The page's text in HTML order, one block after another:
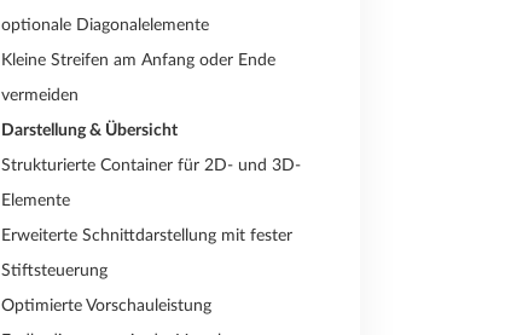
optionale Diagonalelemente
Kleine Streifen am Anfang oder Ende
vermeiden
Darstellung & Übersicht
Strukturierte Container für 2D- und 3D-
Elemente
Erweiterte Schnittdarstellung mit fester
Stiftsteuerung
Optimierte Vorschauleistung